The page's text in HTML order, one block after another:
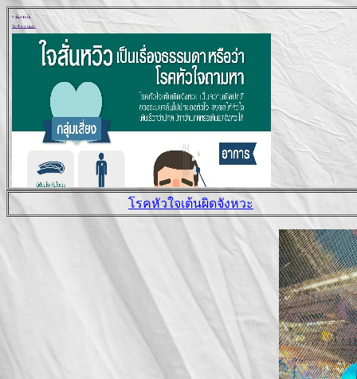
โรคหัวใจเต้นผิดจังหวะ